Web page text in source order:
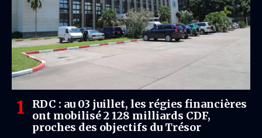
RDC : au 03 juillet, les régies financières
ont mobilisé 2 128 milliards CDF,
proches des objectifs du Trésor